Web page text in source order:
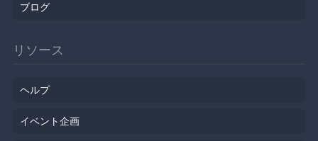
ブログ
リソース
ヘルプ
イベント企画